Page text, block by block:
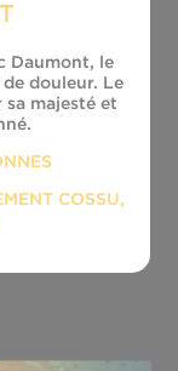
Daumont, le
douleur. Le
sa majesté et
COSSU,